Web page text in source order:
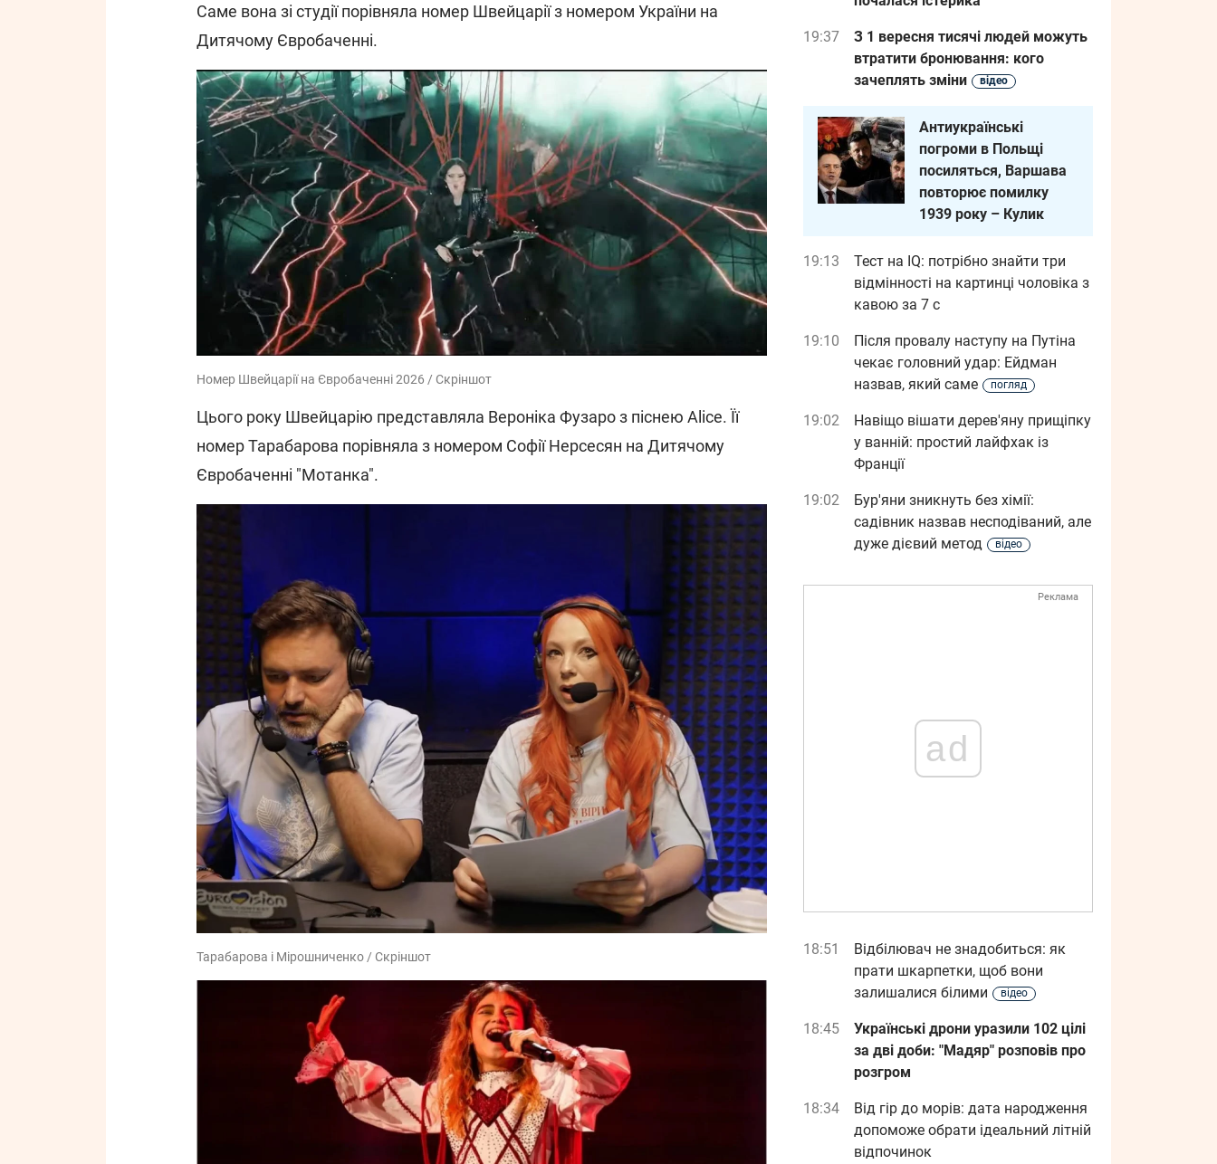
Саме вона зі студії порівняла номер Швейцарії з номером України на
Дитячому Євробаченні.
Номер Швейцарії на Євробаченні 2026 / Скріншот
Цього року Швейцарію представляла Вероніка Фузаро з піснею Alice. Її
номер Тарабарова порівняла з номером Софії Нерсесян на Дитячому
Євробаченні "Мотанка".
Тарабарова і Мірошниченко / Скріншот
19:37
З 1 вересня тисячі людей можуть
втратити бронювання: кого
зачеплять зміни
відео
Антиукраїнські
погроми в Польщі
посиляться, Варшава
повторює помилку
1939 року – Кулик
19:13
Тест на IQ: потрібно знайти три
відмінності на картинці чоловіка з
кавою за 7 с
19:10
Після провалу наступу на Путіна
чекає головний удар: Ейдман
назвав, який саме
погляд
19:02
Навіщо вішати дерев'яну прищіпку
у ванній: простий лайфхак із
Франції
19:02
Бур'яни зникнуть без хімії:
садівник назвав несподіваний, але
дуже дієвий метод
відео
Реклама
ad
18:51
Відбілювач не знадобиться: як
прати шкарпетки, щоб вони
залишалися білими
відео
18:45
Українські дрони уразили 102 цілі
за дві доби: "Мадяр" розповів про
розгром
18:34
Від гір до морів: дата народження
допоможе обрати ідеальний літній
відпочинок